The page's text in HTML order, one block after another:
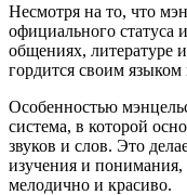
Несмотря на то, что
официального статуса
общениях, литературе
гордится своим языком
Особенностью
система, в которой
звуков и слов. Это
изучения и понимания,
мелодично и красиво.